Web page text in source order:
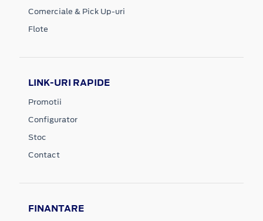
Comerciale & Pick Up-uri
Flote
LINK-URI RAPIDE
Promotii
Configurator
Stoc
Contact
FINANTARE